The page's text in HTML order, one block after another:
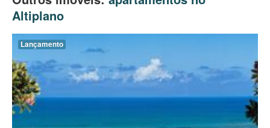
Altiplano
Lançamento